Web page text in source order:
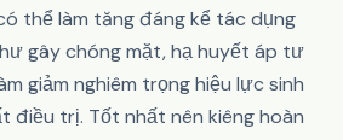
thể làm tăng đáng kể tác dụng
gây chóng mặt, hạ huyết áp tư
giảm nghiêm trọng hiệu lực sinh
điều trị. Tốt nhất nên kiêng hoàn